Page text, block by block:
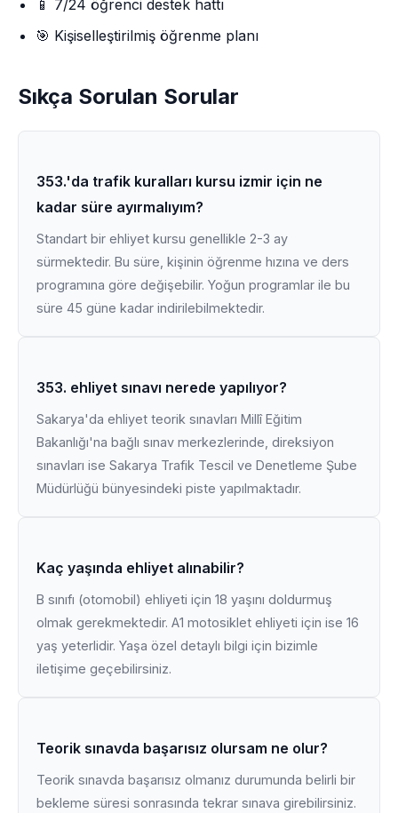
📱 7/24 öğrenci destek hattı
🎯 Kişiselleştirilmiş öğrenme planı
Sıkça Sorulan Sorular
353.'da trafik kuralları kursu izmir için ne
kadar süre ayırmalıyım?
Standart bir ehliyet kursu genellikle 2-3 ay
sürmektedir. Bu süre, kişinin öğrenme hızına ve ders
programına göre değişebilir. Yoğun programlar ile bu
süre 45 güne kadar indirilebilmektedir.
353. ehliyet sınavı nerede yapılıyor?
Sakarya'da ehliyet teorik sınavları Millî Eğitim
Bakanlığı'na bağlı sınav merkezlerinde, direksiyon
sınavları ise Sakarya Trafik Tescil ve Denetleme Şube
Müdürlüğü bünyesindeki piste yapılmaktadır.
Kaç yaşında ehliyet alınabilir?
B sınıfı (otomobil) ehliyeti için 18 yaşını doldurmuş
olmak gerekmektedir. A1 motosiklet ehliyeti için ise 16
yaş yeterlidir. Yaşa özel detaylı bilgi için bizimle
iletişime geçebilirsiniz.
Teorik sınavda başarısız olursam ne olur?
Teorik sınavda başarısız olmanız durumunda belirli bir
bekleme süresi sonrasında tekrar sınava girebilirsiniz.